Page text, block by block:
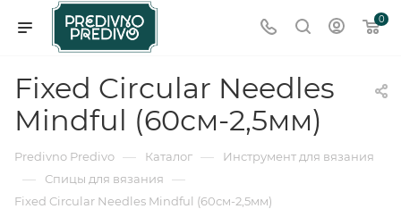
0
Fixed Circular Needles
Mindful (60см-2,5мм)
Predivno Predivo — Каталог — Инструмент для вязания
— Спицы для вязания —
Fixed Circular Needles Mindful (60см-2,5мм)